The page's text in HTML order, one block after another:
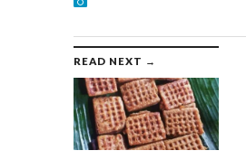
READ NEXT →